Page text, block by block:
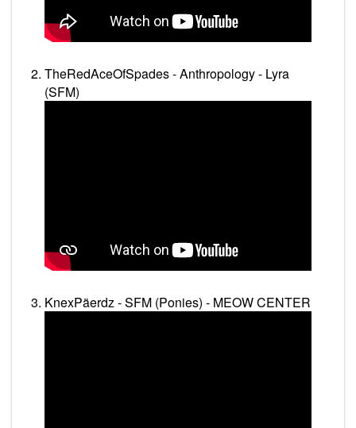
TheRedAceOfSpades - Anthropology - Lyra
(SFM)
KnexPäerdz - SFM (Ponies) - MEOW CENTER